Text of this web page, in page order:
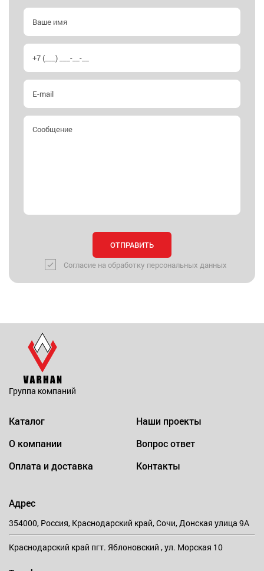
Согласие на обработку персональных данных
Группа компаний
Каталог
О компании
Оплата и доставка
Наши проекты
Вопрос ответ
Контакты
Адрес
354000, Россия, Краснодарский край, Сочи, Донская улица 9А
Краснодарский край пгт. Яблоновский , ул. Морская 10